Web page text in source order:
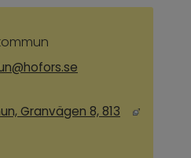
Granvägen 8, 813